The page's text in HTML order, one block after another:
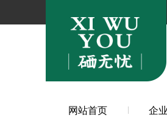
网站首页 企